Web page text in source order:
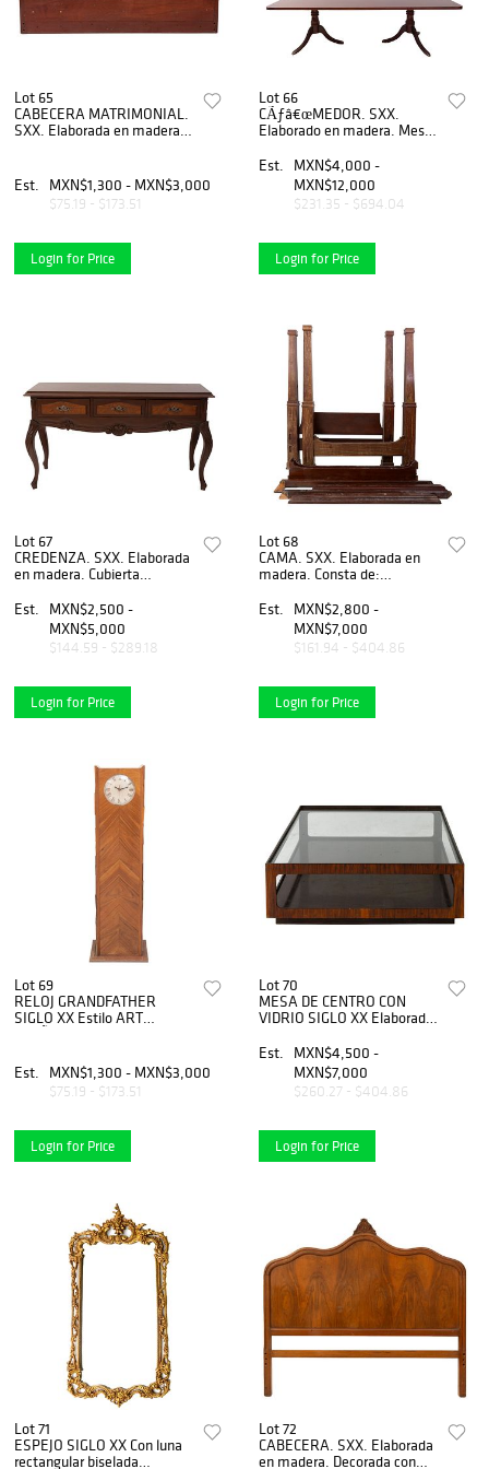
Lot 65
CABECERA MATRIMONIAL.
SXX. Elaborada en madera
florales y marqueterÃƒÂ­a.
Est. MXN$1,300 - MXN$3,000
$75.19 - $173.51
Login for Price
Lot 66
CÃƒâ€œMEDOR. SXX.
Elaborado en madera. Mesa
torneados y soportes
tripodes. 8 Sillas con
respaldos semiabiertos
Est.
MXN$4,000 -
MXN$12,000
$231.35 - $694.04
Login for Price
Lot 67
CREDENZA. SXX. Elaborada
en madera. Cubierta
tiradores de metal y
soportes tipo cabriolé.
Est.
MXN$2,500 -
MXN$5,000
$144.59 - $289.18
Login for Price
Lot 68
CAMA. SXX. Elaborada en
madera. Consta de:
largueros. Decorada con
molduras.
Est.
MXN$2,800 -
MXN$7,000
$161.94 - $404.86
Login for Price
Lot 69
RELOJ GRANDFATHER
SIGLO XX Estilo ART
circular, manecillas lisas e
ÃƒÂ­ndices romanos
Est. MXN$1,300 - MXN$3,000
$75.19 - $173.51
Login for Price
Lot 70
MESA DE CENTRO CON
VIDRIO SIGLO XX Elaborada
y fustes con aperturas
centrales.
Est.
MXN$4,500 -
MXN$7,000
$260.27 - $404.86
Login for Price
Lot 71
ESPEJO SIGLO XX Con luna
rectangular biselada
Lot 72
CABECERA. SXX. Elaborada
en madera. Decorada con